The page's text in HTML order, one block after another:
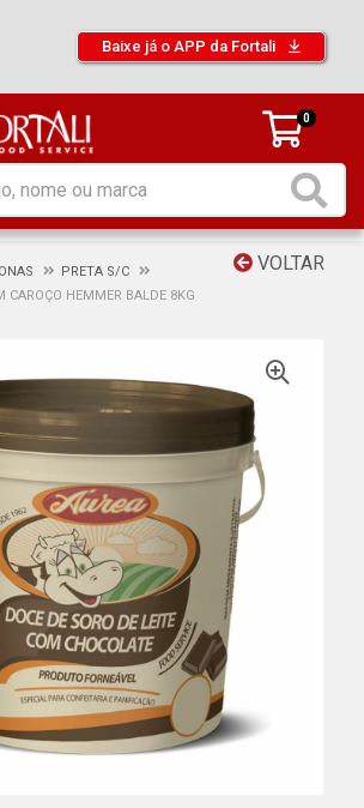
Baixe já o APP da Fortali
0
VOLTAR
PRETA S/C
CAROÇO HEMMER BALDE 8KG